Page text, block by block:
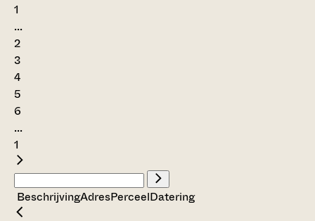
1
...
2
3
4
5
6
...
1
BeschrijvingAdresPerceelDatering